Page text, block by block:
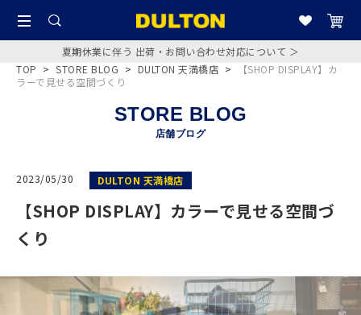
夏期休業に伴う 出荷・お問い合わせ対応について ＞
TOP > STORE BLOG > DULTON 天満橋店 >
【SHOP DISPLAY】カ
ラーで見せる空間づくり
STORE BLOG
店舗ブログ
2023/05/30 DULTON 天満橋店
【SHOP DISPLAY】カラーで見せる空間づ
くり